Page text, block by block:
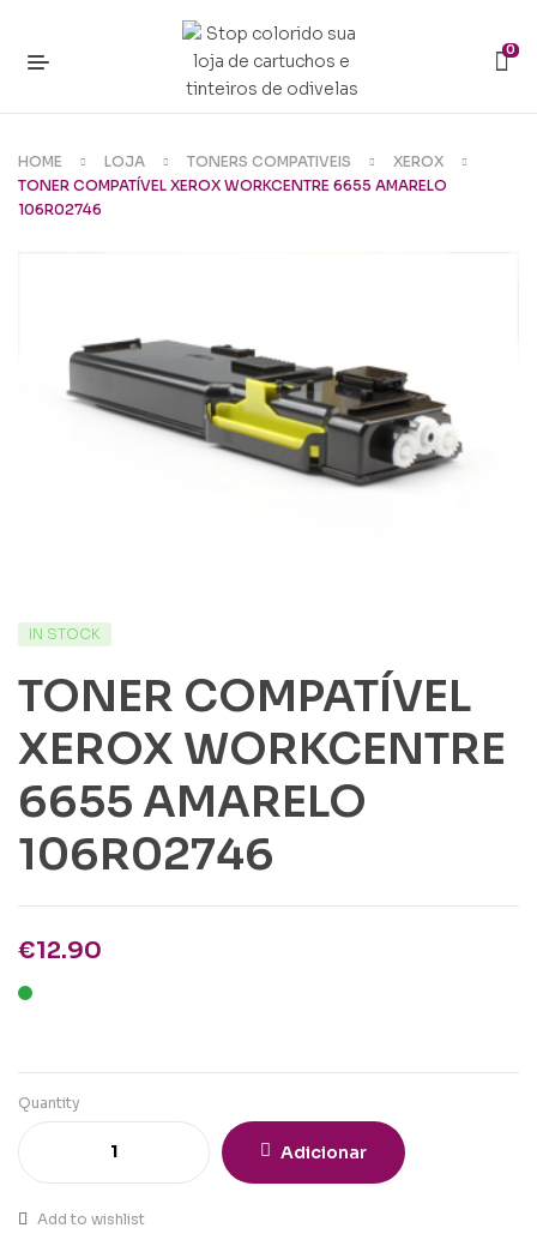
0
HOME LOJA TONERS COMPATIVEIS
XEROX
TONER COMPATÍVEL XEROX WORKCENTRE 6655 AMARELO
106R02746
IN STOCK
TONER COMPATÍVEL
XEROX WORKCENTRE
6655 AMARELO
106R02746
€12.90
Quantity
Adicionar
Add to wishlist